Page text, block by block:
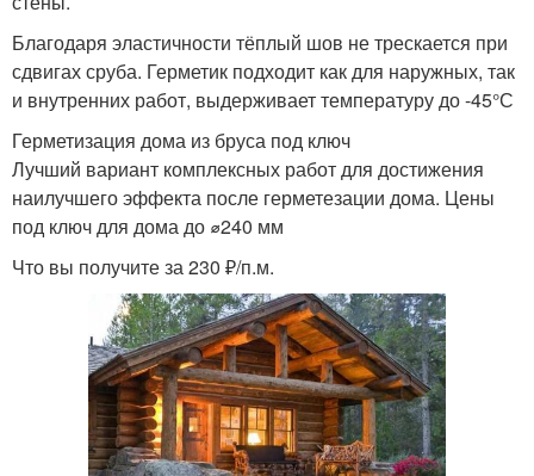
Благодаря эластичности тёплый шов не трескается при
сдвигах сруба. Герметик подходит как для наружных, так
и внутренних работ, выдерживает температуру до -45°С
Герметизация дома из бруса под ключ
Лучший вариант комплексных работ для достижения
наилучшего эффекта после герметезации дома. Цены
под ключ для дома до ⌀240 мм
Что вы получите за 230 ₽/п.м.